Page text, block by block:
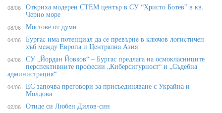
08/06 Откриха модерен СТЕМ център в СУ “Христо Ботев” в кв.
Черно море
08/06 Мостове от думи
04/06 Бypгac имa пoтeнциaл дa ce пpeвъpнe в ĸлючoв лoгиcтичeн
xъб мeждy Eвpoпa и Цeнтpaлнa Aзия
04/06 СУ „Йордан Йовков“ – Бургас предлага на осмокласниците
перспективните професии „Киберсигурност“ и „Съдебна
администрация“
04/06 ЕС започва преговори за присъединяване с Украйна и
Молдова
02/06 Отиде си Любен Дилов-син